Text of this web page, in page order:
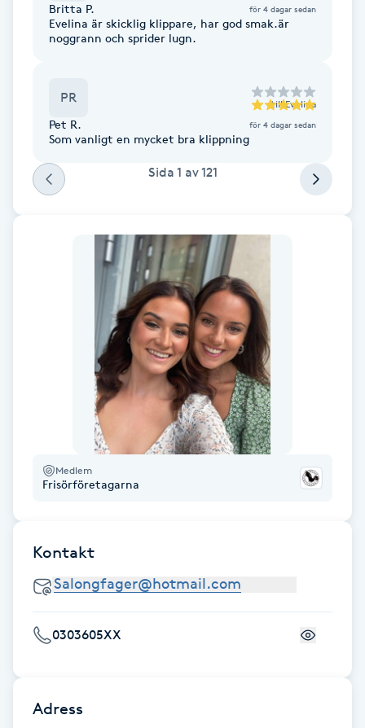
Fransk manikyr
Frekvensterapi
Friskvårdsmassage
Gelenaglar
Gellack med förstärkning
Gravidmassage
Gravidyoga
Gruppträning
Britta P. för 4 dagar sedan
Evelina är skicklig klippare, har god smak.är
noggrann och sprider lugn.
PR till Evelina
Pet R. för 4 dagar sedan
Som vanligt en mycket bra klippning
Sida 1 av121
Medlem
Frisörföretagarna
Kontakt
0303605XX
Adress